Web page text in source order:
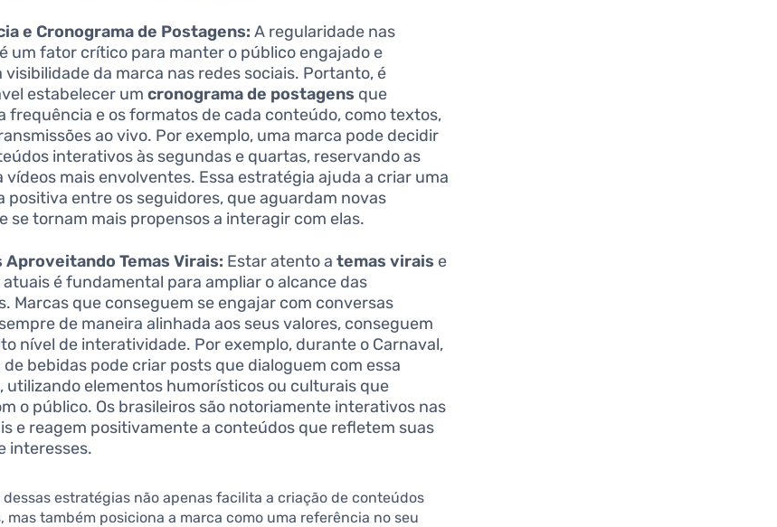
e Cronograma de Postagens: A regularidade nas
um fator crítico para manter o público engajado e
visibilidade da marca nas redes sociais. Portanto, é
estabelecer umcronograma de postagens que
frequência e os formatos de cada conteúdo, como textos,
ao vivo. Por exemplo, uma marca pode decidir
interativos às segundas e quartas, reservando as
vídeos mais envolventes. Essa estratégia ajuda a criar uma
positiva entre os seguidores, que aguardam novas
se tornam mais propensos a interagir com elas.
Aproveitando Temas Virais: Estar atento atemas virais e
é fundamental para ampliar o alcance das
Marcas que conseguem se engajar com conversas
de maneira alinhada aos seus valores, conseguem
nível de interatividade. Por exemplo, durante o Carnaval,
bebidas pode criar posts que dialoguem com essa
utilizando elementos humorísticos ou culturais que
o público. Os brasileiros são notoriamente interativos nas
e reagem positivamente a conteúdos que refletem suas
interesses.
estratégias não apenas facilita a criação de conteúdos
mas também posiciona a marca como uma referência no seu